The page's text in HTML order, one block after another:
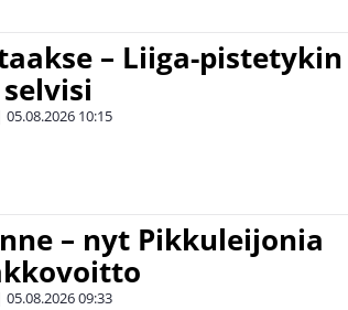
– Liiga-pistetykin
05.08.2026 10:15
– nyt Pikkuleijonia
05.08.202609:33